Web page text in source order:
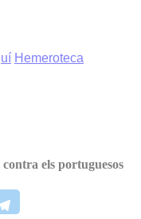
Hemeroteca
els portuguesos